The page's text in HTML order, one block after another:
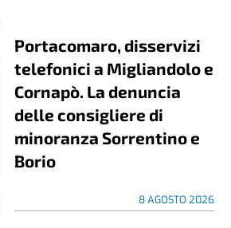
Portacomaro, disservizi
telefonici a Migliandolo e
Cornapò. La denuncia
delle consigliere di
minoranza Sorrentino e
Borio
8 AGOSTO 2026